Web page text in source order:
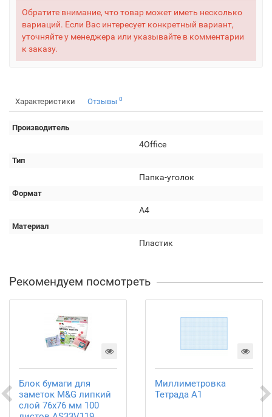
Обратите внимание, что товар может иметь несколько
вариаций. Если Вас интересует конкретный вариант,
уточняйте у менеджера или указывайте в комментарии
к заказу.
Характеристики Отзывы 0
Производитель
4Office
Тип
Папка-уголок
Формат
А4
Материал
Пластик
Рекомендуем посмотреть
Блок бумаги для
заметок M&G липкий
слой 76х76 мм 100
Миллиметровка
Тетрада А1